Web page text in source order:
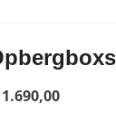
1.690,00